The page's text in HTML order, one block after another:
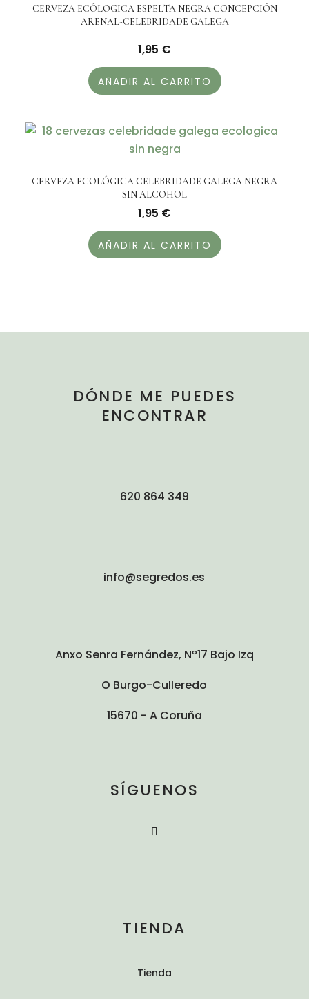
CERVEZA ECÓLOGICA ESPELTA NEGRA CONCEPCIÓN
ARENAL-CELEBRIDADE GALEGA
1,95 €
AÑADIR AL CARRITO
CERVEZA ECOLÓGICA CELEBRIDADE GALEGA NEGRA
SIN ALCOHOL
1,95 €
AÑADIR AL CARRITO
DÓNDE ME PUEDES
ENCONTRAR
620 864 349
info@segredos.es
Anxo Senra Fernández, Nº17 Bajo Izq
O Burgo-Culleredo
15670 - A Coruña
SÍGUENOS
TIENDA
Tienda